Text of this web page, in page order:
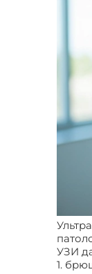
УЗИ
1.